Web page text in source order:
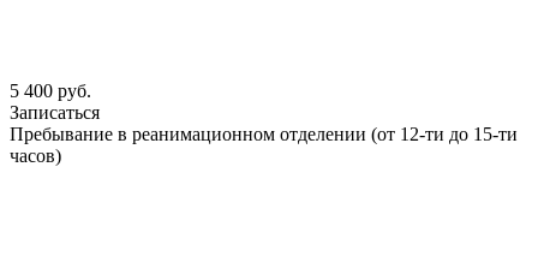
5 400 руб.
Записаться
Пребывание в реанимационном отделении (от 12-ти до 15-ти
часов)